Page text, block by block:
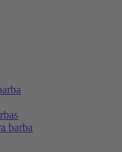
barba